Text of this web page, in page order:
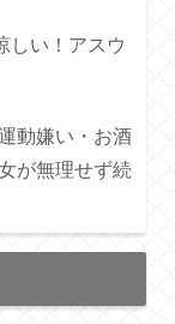
しい！アスウ
動嫌い・お酒
が無理せず続